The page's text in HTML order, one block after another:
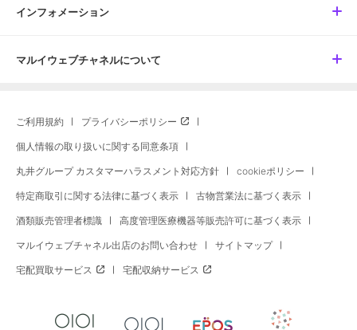
インフォメーション
マルイウェブチャネルについて
ご利用規約 プライバシーポリシー
個人情報の取り扱いに関する同意条項
丸井グループ カスタマーハラスメント対応方針 cookieポリシー
特定商取引に関する法律に基づく表示 古物営業法に基づく表示
酒類販売管理者標識 高度管理医療機器等販売許可に基づく表示
マルイウェブチャネル出店のお問い合わせ サイトマップ
宅配買取サービス 宅配収納サービス